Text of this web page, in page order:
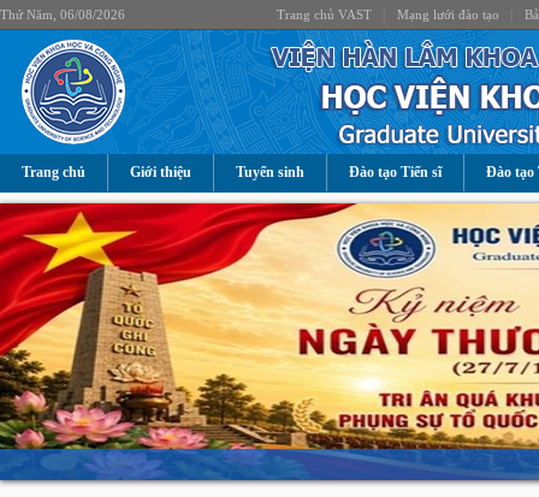
Thứ Năm, 06/08/2026 Trang chủ VAST Mạng lưới đào tạo
Trang chủ Giới thiệu Tuyển sinh Đào tạo Tiến sĩ Đào tạo